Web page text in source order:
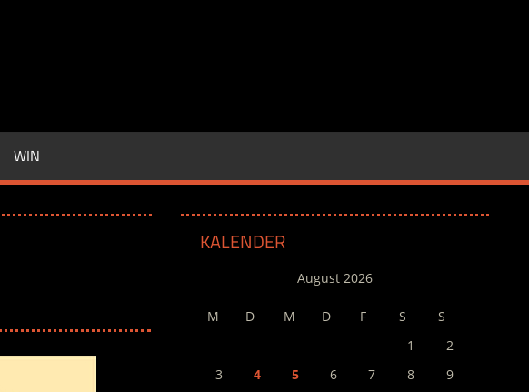
WIN
KALENDER
August 2026
M D M D F S
S
1
2
3
4 5 6 7 8
9